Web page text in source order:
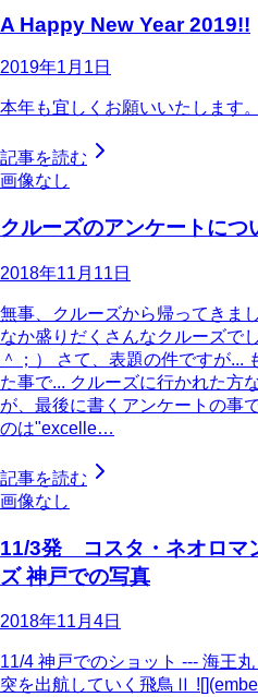
A Happy New Year 2019!!
2019年1月1日
本年も宜しくお願いいたします
記事を読む
画像なし
クルーズのアンケートにつ
2018年11月11日
無事、クルーズから帰ってきま
なか盛りだくさんなクルーズで
＾；） さて、表題の件ですが...
た事で... クルーズに行かれた方
が、最後に書くアンケートの事
のは"excelle…
記事を読む
画像なし
11/3発 コスタ・ネオロマ
ズ 神戸での写真
2018年11月4日
11/4 神戸でのショット --- 海王
突を出航していく飛鳥Ⅱ